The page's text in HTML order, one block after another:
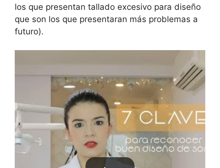
los que presentan tallado excesivo para diseño
que son los que presentaran más problemas a
futuro).